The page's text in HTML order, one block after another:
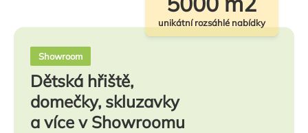
Showroom
Dětská hřiště,
domečky, skluzavky
a více v Showroomu
unikátní rozsáhlé nabídky